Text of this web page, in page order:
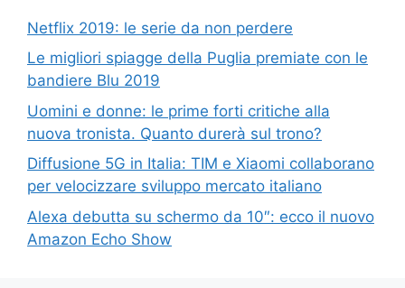
Netflix 2019: le serie da non perdere
Le migliori spiagge della Puglia premiate con le
bandiere Blu 2019
Uomini e donne: le prime forti critiche alla
nuova tronista. Quanto durerà sul trono?
Diffusione 5G in Italia: TIM e Xiaomi collaborano
per velocizzare sviluppo mercato italiano
Alexa debutta su schermo da 10″: ecco il nuovo
Amazon Echo Show